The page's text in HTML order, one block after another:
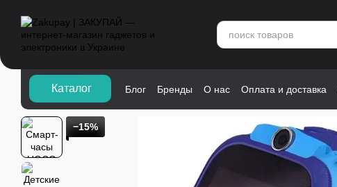
Каталог">
Каталог Блог Бренды О нас Оплата и доставка
−15%